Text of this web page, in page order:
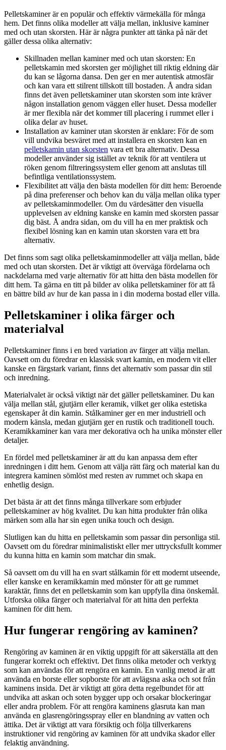
Pelletskaminer är en populär och effektiv värmekälla för många
hem. Det finns olika modeller att välja mellan, inklusive kaminer
med och utan skorsten. Här är några punkter att tänka på när det
gäller dessa olika alternativ:
Skillnaden mellan kaminer med och utan skorsten: En
pelletskamin med skorsten ger möjlighet till riktig eldning där
du kan se lågorna dansa. Den ger en mer autentisk atmosfär
och kan vara ett stilrent tillskott till bostaden. Å andra sidan
finns det även pelletskaminer utan skorsten som inte kräver
någon installation genom väggen eller huset. Dessa modeller
är mer flexibla när det kommer till placering i rummet eller i
olika delar av huset.
Installation av kaminer utan skorsten är enklare: För de som
vill undvika besväret med att installera en skorsten kan en
pelletskamin utan skorsten vara ett bra alternativ. Dessa
modeller använder sig istället av teknik för att ventilera ut
röken genom filtreringssystem eller genom att anslutas till
befintliga ventilationssystem.
Flexibilitet att välja den bästa modellen för ditt hem: Beroende
på dina preferenser och behov kan du välja mellan olika typer
av pelletskaminmodeller. Om du värdesätter den visuella
upplevelsen av eldning kanske en kamin med skorsten passar
dig bäst. Å andra sidan, om du vill ha en mer praktisk och
flexibel lösning kan en kamin utan skorsten vara ett bra
alternativ.
Det finns som sagt olika pelletskaminmodeller att välja mellan, både
med och utan skorsten. Det är viktigt att överväga fördelarna och
nackdelarna med varje alternativ för att hitta den bästa modellen för
ditt hem. Ta gärna en titt på bilder av olika pelletskaminer för att få
en bättre bild av hur de kan passa in i din moderna bostad eller villa.
Pelletskaminer i olika färger och
materialval
Pelletskaminer finns i en bred variation av färger att välja mellan.
Oavsett om du föredrar en klassisk svart kamin, en modern vit eller
kanske en färgstark variant, finns det alternativ som passar din stil
och inredning.
Materialvalet är också viktigt när det gäller pelletskaminer. Du kan
välja mellan stål, gjutjärn eller keramik, vilket ger olika estetiska
egenskaper åt din kamin. Stålkaminer ger en mer industriell och
modern känsla, medan gjutjärn ger en rustik och traditionell touch.
Keramikkaminer kan vara mer dekorativa och ha unika mönster eller
detaljer.
En fördel med pelletskaminer är att du kan anpassa dem efter
inredningen i ditt hem. Genom att välja rätt färg och material kan du
integrera kaminen sömlöst med resten av rummet och skapa en
enhetlig design.
Det bästa är att det finns många tillverkare som erbjuder
pelletskaminer av hög kvalitet. Du kan hitta produkter från olika
märken som alla har sin egen unika touch och design.
Slutligen kan du hitta en pelletskamin som passar din personliga stil.
Oavsett om du föredrar minimalistiskt eller mer uttrycksfullt kommer
du kunna hitta en kamin som matchar din smak.
Så oavsett om du vill ha en svart stålkamin för ett modernt utseende,
eller kanske en keramikkamin med mönster för att ge rummet
karaktär, finns det en pelletskamin som kan uppfylla dina önskemål.
Utforska olika färger och materialval för att hitta den perfekta
kaminen för ditt hem.
Hur fungerar rengöring av kaminen?
Rengöring av kaminen är en viktig uppgift för att säkerställa att den
fungerar korrekt och effektivt. Det finns olika metoder och verktyg
som kan användas för att rengöra en kamin. En vanlig metod är att
använda en borste eller sopborste för att avlägsna aska och sot från
kaminens insida. Det är viktigt att göra detta regelbundet för att
undvika att askan och soten bygger upp och orsakar blockeringar
eller andra problem. För att rengöra kaminens glasruta kan man
använda en glasrengöringsspray eller en blandning av vatten och
ättika. Det är viktigt att vara försiktig och följa tillverkarens
instruktioner vid rengöring av kaminen för att undvika skador eller
felaktig användning.